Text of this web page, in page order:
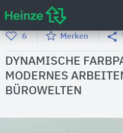
6 Merken
DYNAMISCHE
MODERNES
BÜROWELTEN